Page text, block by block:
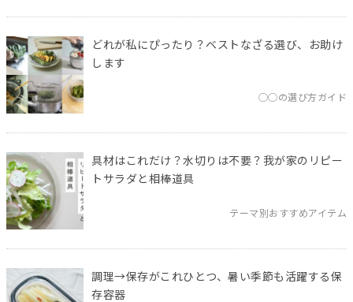
どれが私にぴったり？ベストなざる選び、お助け
します
◯◯の選び方ガイド
具材はこれだけ？水切りは不要？我が家のリピー
トサラダと相棒道具
テーマ別おすすめアイテム
調理→保存がこれひとつ、暑い季節も活躍する保
存容器